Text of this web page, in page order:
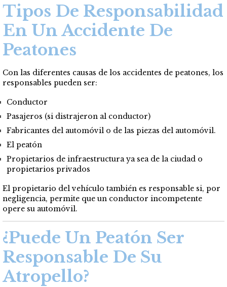
Tipos De Responsabilidad
En Un Accidente De
Peatones
Con las diferentes causas de los accidentes de peatones, los
responsables pueden ser:
Conductor
Pasajeros (si distrajeron al conductor)
Fabricantes del automóvil o de las piezas del automóvil.
El peatón
Propietarios de infraestructura ya sea de la ciudad o
propietarios privados
El propietario del vehículo también es responsable si, por
negligencia, permite que un conductor incompetente
opere su automóvil.
¿Puede Un Peatón Ser
Responsable De Su
Atropello?